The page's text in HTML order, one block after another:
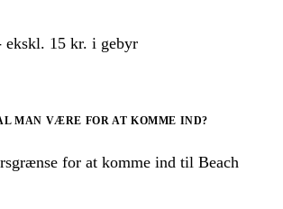
ekskl. 15 kr. i gebyr
MAN VÆRE FOR AT KOMME IND?
for at komme ind til Beach